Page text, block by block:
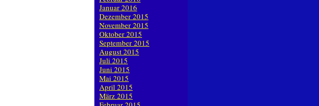
Januar 2016
Dezember 2015
November 2015
Oktober 2015
September 2015
August 2015
Juli 2015
Juni 2015
Mai 2015
April 2015
März 2015